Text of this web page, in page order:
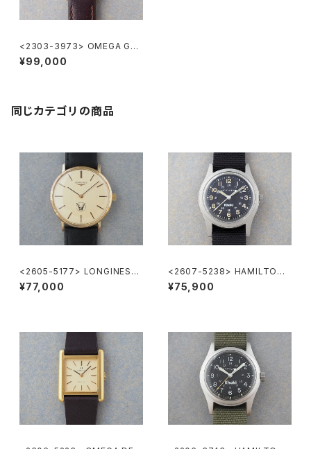
<2303-3973> OMEGA Gen
eve 18KYG
¥99,000
同じカテゴリの商品
<2605-5177> LONGINES
”大正製薬”
¥77,000
<2607-5238> HAMILTON
Khaki
¥75,900